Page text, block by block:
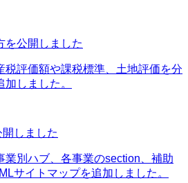
を公開しました
税評価額や課税標準、土地評価を分
しました。
しました
業別ハブ、各事業のsection、補助
サイトマップを追加しました。